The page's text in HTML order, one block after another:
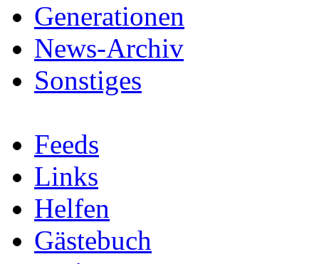
Generationen
News-Archiv
Sonstiges
Feeds
Links
Helfen
Gästebuch